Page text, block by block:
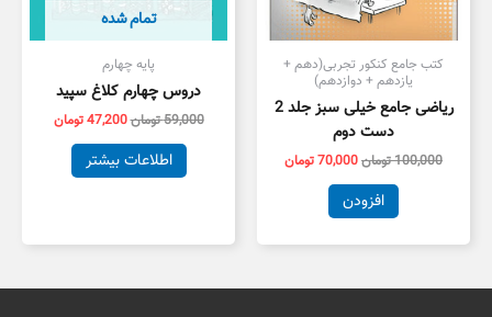
کتب جامع کنکور تجربی(دهم +
یازدهم + دوازدهم)
ریاضی جامع خیلی سبز جلد 2
دست دوم
100,000تومان70,000تومان
افزودن
تمام شده
پایه چهارم
دروس چهارم کلاغ سپید
59,000تومان47,200تومان
اطلاعات بیشتر